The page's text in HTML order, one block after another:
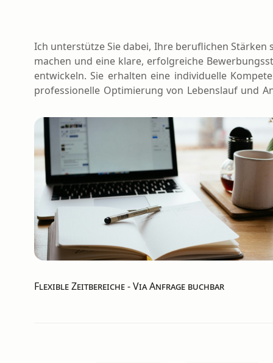
Ich unterstütze Sie dabei, Ihre beruflichen Stärken
machen und eine klare, erfolgreiche
entwickeln. Sie erhalten eine individuelle
professionelle Optimierung von Lebenslauf und
Gemeinsam erarbeiten wir konkrete
sicheren Einstieg in den deutschen Arbeitsmarkt.
Flexible Zeitbereiche-Via Anfrage buchbar